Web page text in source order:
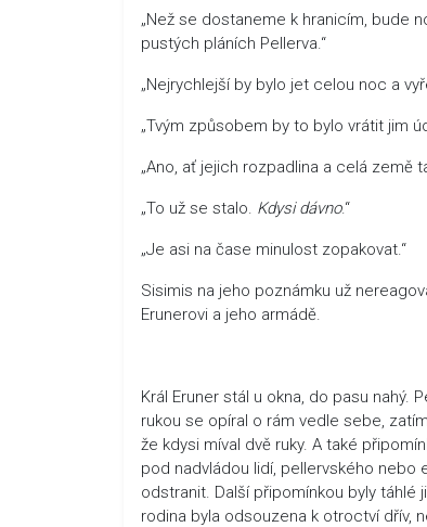
„Než se dostaneme k hranicím, bude
pustých pláních Pellerva.“
„Nejrychlejší by bylo jet celou noc a
„Tvým způsobem by to bylo vrátit jim
„Ano, ať jejich rozpadlina a celá země
„To už se stalo. Kdysi dávno.“
„Je asi na čase minulost zopakovat.“
Sisimis na jeho poznámku už
Erunerovi a jeho armádě.
Král Eruner stál u okna, do pasu nahý.
rukou se opíral o rám vedle sebe,
že kdysi míval dvě ruky. A také
pod nadvládou lidí, pellervského nebo
odstranit. Další připomínkou byly
rodina byla odsouzena k otroctví dřív,